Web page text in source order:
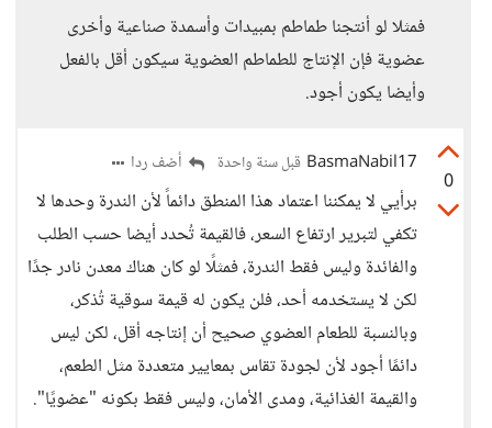
فمثلا لو أنتجنا طماطم بمبيدات وأسمدة صناعية وأخرى
عضوية فإن الإنتاج للطماطم العضوية سيكون أقل بالفعل
وأيضا يكون أجود.
0
BasmaNabil17 قبل سنة واحدة أضف ردا
برأيي لا يمكننا اعتماد هذا المنطق دائماً لأن الندرة وحدها لا
تكفي لتبرير ارتفاع السعر، فالقيمة تُحدد أيضا حسب الطلب
والفائدة وليس فقط الندرة، فمثلًا لو كان هناك معدن نادر جدًا
لكن لا يستخدمه أحد، فلن يكون له قيمة سوقية تُذكر،
وبالنسبة للطعام العضوي صحيح أن إنتاجه أقل، لكن ليس
دائمًا أجود لأن لجودة تقاس بمعايير متعددة مثل الطعم،
والقيمة الغذائية، ومدى الأمان، وليس فقط بكونه "عضويًا".